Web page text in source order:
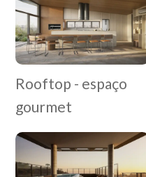
Rooftop - espaço
gourmet